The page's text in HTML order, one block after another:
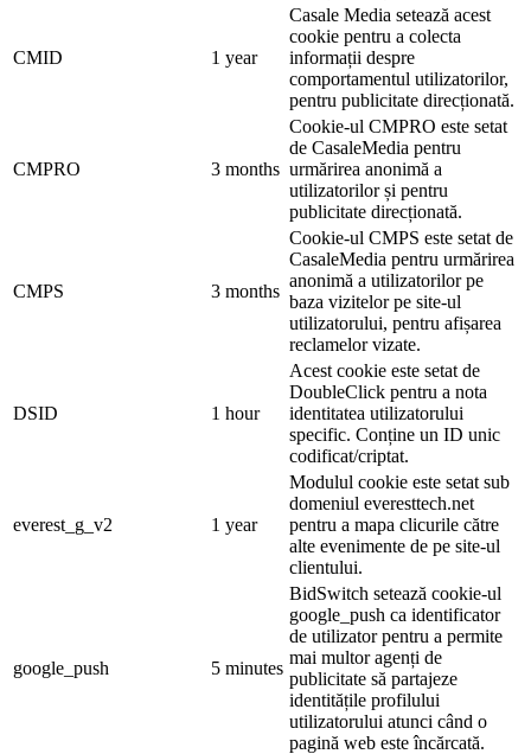
CMID 1 year
Casale Media setează acest
cookie pentru a colecta
informații despre
comportamentul utilizatorilor,
pentru publicitate direcționată.
CMPRO 3 months
Cookie-ul CMPRO este setat
de CasaleMedia pentru
urmărirea anonimă a
utilizatorilor și pentru
publicitate direcționată.
CMPS 3 months
Cookie-ul CMPS este setat de
CasaleMedia pentru urmărirea
anonimă a utilizatorilor pe
baza vizitelor pe site-ul
utilizatorului, pentru afișarea
reclamelor vizate.
DSID 1 hour
Acest cookie este setat de
DoubleClick pentru a nota
identitatea utilizatorului
specific. Conține un ID unic
codificat/criptat.
everest_g_v2 1 year
Modulul cookie este setat sub
domeniul everesttech.net
pentru a mapa clicurile către
alte evenimente de pe site-ul
clientului.
google_push 5 minutes
BidSwitch setează cookie-ul
google_push ca identificator
de utilizator pentru a permite
mai multor agenți de
publicitate să partajeze
identitățile profilului
utilizatorului atunci când o
pagină web este încărcată.